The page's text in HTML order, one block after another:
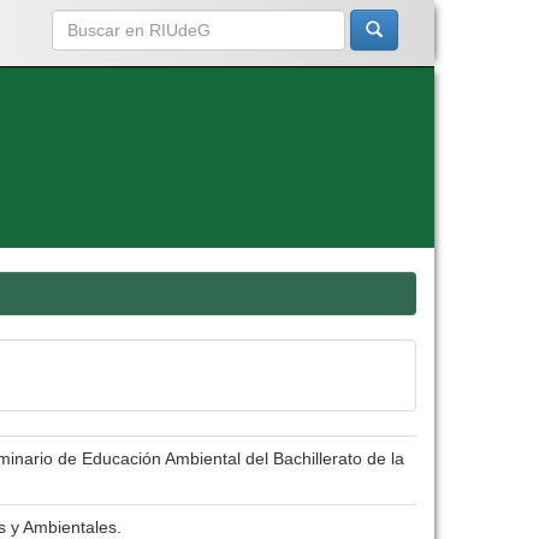
de Educación Ambiental del Bachillerato de la
y Ambientales.